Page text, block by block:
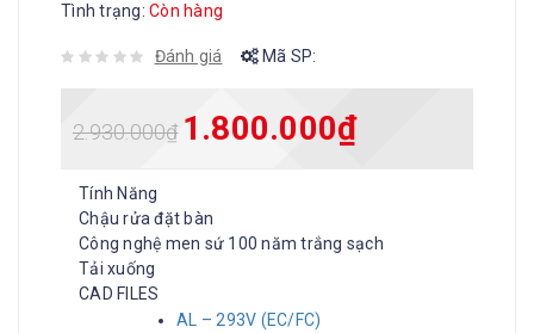
Tình trạng: Còn hàng
Đánh giá Mã SP:
2.930.000₫ 1.800.000₫
Tính Năng
Chậu rửa đặt bàn
Công nghệ men sứ 100 năm trắng sạch
Tải xuống
CAD FILES
AL – 293V (EC/FC)